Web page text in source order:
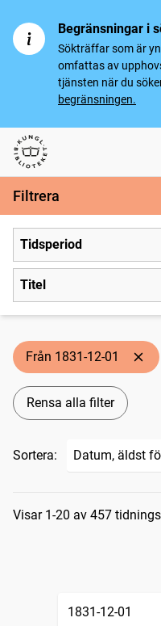
Begränsningar i
Sökträffar som är
omfattas av
tjänsten när du
begränsningen.
Svenska tidningar
Filtrera
Tidsperiod
Titel
Från 1831-12-01
Rensa alla filter
Sortera:
Visar 1-20 av 457
1831-12-01